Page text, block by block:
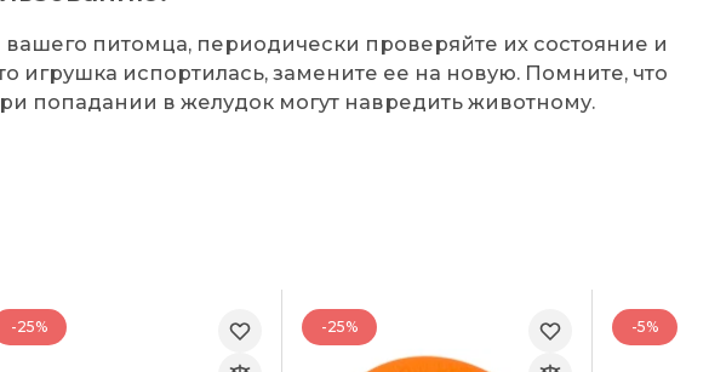
питомца, периодически проверяйте их состояние и
игрушка испортилась, замените ее на новую. Помните, что
попадании в желудок могут навредить животному.
-25% -25% -5%